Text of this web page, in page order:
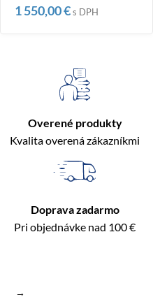
1 550,00€s DPH
Overené produkty
Kvalita overená zákazníkmi
Doprava zadarmo
Pri objednávke nad 100 €
→